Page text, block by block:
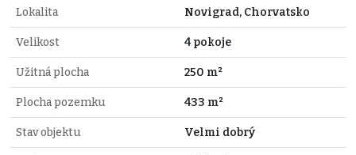
Lokalita Novigrad, Chorvatsko
Velikost 4 pokoje
Užitná plocha 250 m²
Plocha pozemku 433 m²
Stav objektu Velmi dobrý